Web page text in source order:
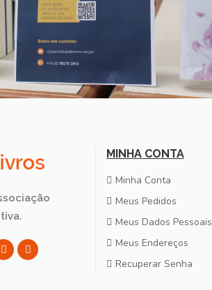
MINHA CONTA
Minha Conta
Meus Pedidos
Meus Dados Pessoais
Meus Endereços
Recuperar Senha